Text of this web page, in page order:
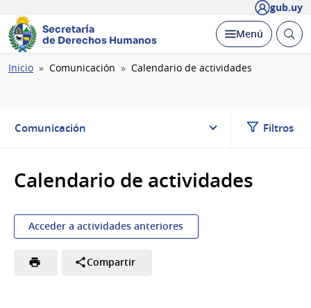
gub.uy
Secretaría
de Derechos Humanos
Desplegar
Menú Abrir
Ruta
Inicio Comunicación Calendario de actividades
Comunicación Filtros
Calendario de actividades
Acceder a actividades anteriores
Compartir